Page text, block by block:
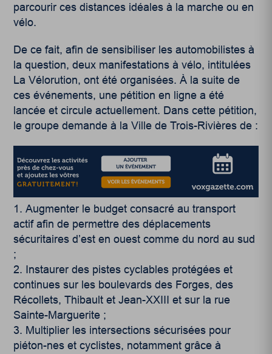
parcourir ces distances idéales à la marche ou en
vélo.
De ce fait, afin de sensibiliser les automobilistes à
la question, deux manifestations à vélo, intitulées
La Vélorution, ont été organisées. À la suite de
ces événements, une pétition en ligne a été
lancée et circule actuellement. Dans cette pétition,
le groupe demande à la Ville de Trois-Rivières de :
Augmenter le budget consacré au transport
actif afin de permettre des déplacements
sécuritaires d’est en ouest comme du nord au sud
;
Instaurer des pistes cyclables protégées et
continues sur les boulevards des Forges, des
Récollets, Thibault et Jean-XXIII et sur la rue
Sainte-Marguerite ;
Multiplier les intersections sécurisées pour
piéton-nes et cyclistes, notamment grâce à